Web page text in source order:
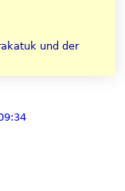
und der